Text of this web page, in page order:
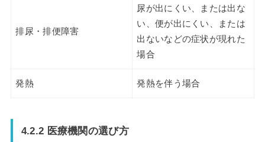
排尿・排便障害
尿が出にくい、または出な
い、便が出にくい、または
出ないなどの症状が現れた
場合
発熱 発熱を伴う場合
4.2.2 医療機関の選び方